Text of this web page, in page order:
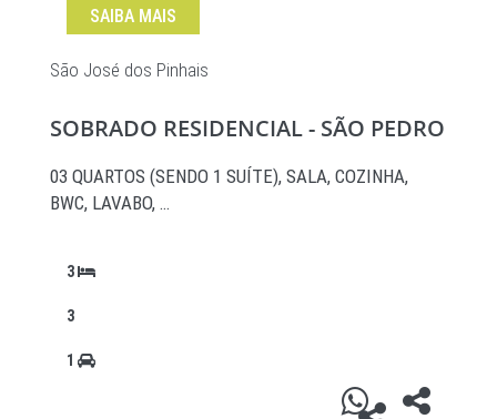
SAIBA MAIS
São José dos Pinhais
SOBRADO RESIDENCIAL - SÃO PEDRO
03 QUARTOS (SENDO 1 SUÍTE), SALA, COZINHA,
BWC, LAVABO, …
3
3
1